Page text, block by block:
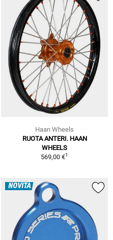
Haan Wheels
RUOTA ANTERI. HAAN
WHEELS
569,00 €1
NOVITÀ